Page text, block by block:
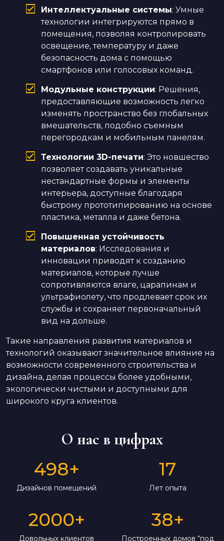
Интеллектуальные системы: Умные
технологии интегрируются прямо в
помещения, позволяя контролировать
освещение, температуру и даже
безопасность дома с помощью
смартфонов или голосовых команд.
Модульные конструкции: Решения,
предоставляющие возможность легко
изменять пространство без глобальных
вмешательств, подобно съемным
перегородкам и мобильным панелям.
Технологии 3D-печати: Это новшество
позволяет создавать уникальные
нестандартные формы и элементы
интерьера, доступные благодаря
быстрому прототипированию на основе
пластика, металла и даже бетона.
Повышенная устойчивость
материалов: Исследования и
инновации приводят к созданию
материалов, которые лучше
сопротивляются влаге, царапинам и
ультрафиолету, что продлевает срок их
службы и сохраняет первоначальный
вид на дольше.
Такие направления развития материалов и
технологий оказывают значительное влияние на
возможности современного строительства и
дизайна, делая процессы более удобными,
экологически чистыми и доступными для
широкого круга клиентов.
О нас в цифрах
498+
Дизайнов помещений
17
Лет опыта
2000+
Довольных клиентов
38+
Построенных домов “под